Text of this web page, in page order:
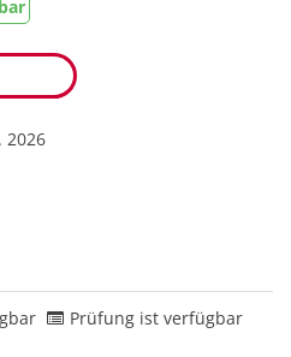
2026
Prüfung ist verfügbar